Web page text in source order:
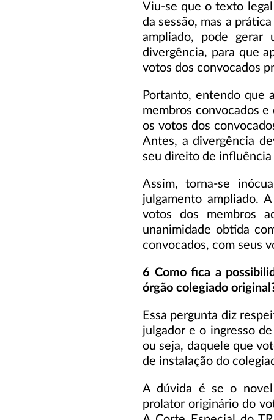
Viu-se que o texto
da sessão, mas a
ampliado, pode gerar
divergência, para que
votos dos convocados
Portanto, entendo que
membros convocados
os votos dos
Antes, a divergência
seu direito de influência
Assim, torna-se
julgamento ampliado.
votos dos membros
unanimidade obtida
convocados, com seus
6 Como fica a
órgão colegiado
Essa pergunta diz
julgador e o ingresso
ou seja, daquele que
de instalação do
A dúvida é se o novel
prolator originário do